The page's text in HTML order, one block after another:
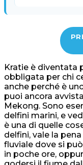
Kratie è diventata
obbligata per chi
anche perché è
puoi ancora
Mekong. Sono
delfini marini, e
è una di quelle
delfini, vale la
fluviale dove si
in poche ore,